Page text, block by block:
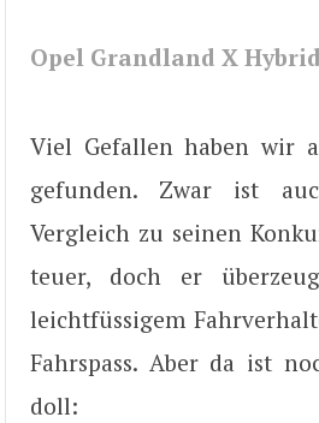
Opel Grandland X
Viel Gefallen haben wir
gefunden. Zwar ist
Vergleich zu seinen
teuer, doch er
leichtfüssigem
Fahrspass. Aber da ist
doll: